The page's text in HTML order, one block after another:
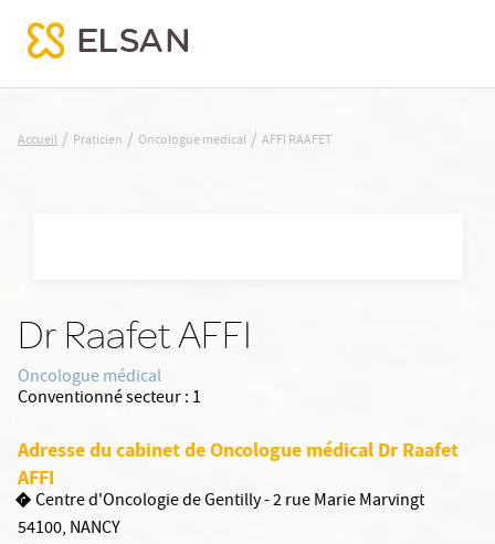
AFFI RAAFET
Accueil / Praticien / Oncologue medical / AFFI RAAFET
Dr Raafet AFFI
Oncologue médical
Conventionné secteur : 1
Adresse du cabinet de Oncologue médical Dr Raafet
AFFI
Centre d'Oncologie de Gentilly - 2 rue Marie Marvingt
54100, NANCY